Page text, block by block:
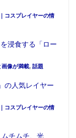
コスプレイヤーの情
浸食する「ロー
画像が満載, 話題
の人気レイヤー
コスプレイヤーの情
ムチムチ、光